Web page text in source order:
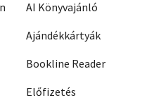
AI Könyvajánló
Ajándékkártyák
Bookline Reader
Előfizetés